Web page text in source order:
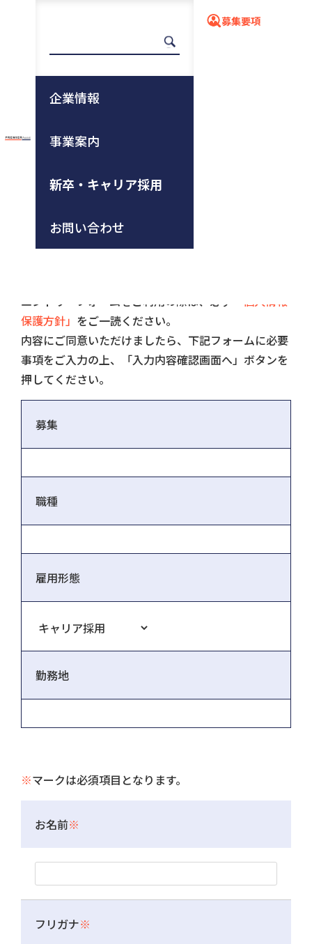
企業情報
事業案内
新卒・キャリア採用
お問い合わせ
募集要項
応募フォーム
エントリー
エントリーフォームをご利用の際は、必ず
「個人情報
保護方針」 をご一読ください。
内容にご同意いただけましたら、下記フォームに必要
事項をご入力の上、「入力内容確認画面へ」ボタンを
押してください。
募集
職種
雇用形態
勤務地
※マークは必須項目となります。
お名前※
フリガナ※